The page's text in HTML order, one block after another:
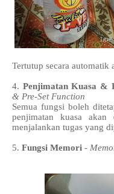
Tertutup secara
4. Penjimatan Kuasa &
& Pre-Set Function
Semua fungsi boleh
penjimatan kuasa akan
menjalankan tugas yang
5. Fungsi Memori -